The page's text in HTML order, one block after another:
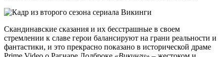
Скандинавские сказания и их бесстрашные в своем
стремлении к славе герои балансируют на грани реальности и
фантастики, и это прекрасно показано в исторической драме